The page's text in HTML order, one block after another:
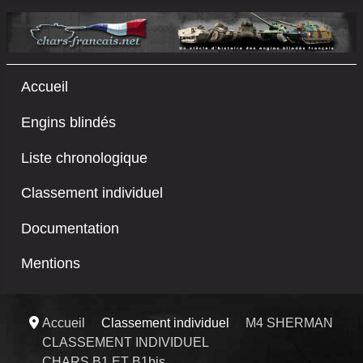
Accueil
Engins blindés
Liste chronologique
Classement individuel
Documentation
Mentions
Accueil Classement individuel
M4 SHERMAN
CLASSEMENT INDIVIDUEL